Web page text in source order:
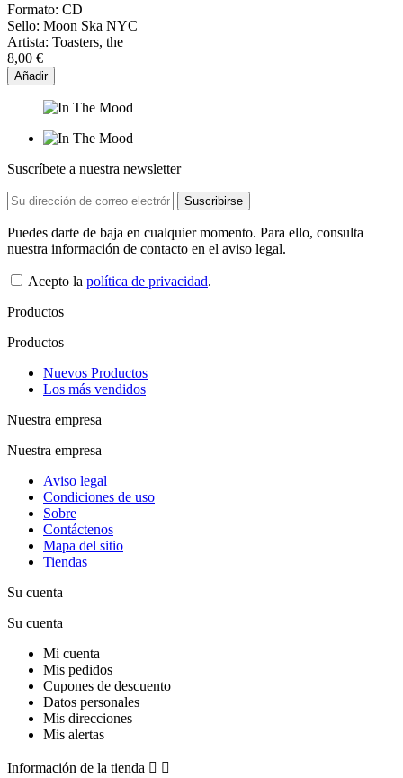
Formato: CD
Sello: Moon Ska NYC
Artista: Toasters, the
8,00 €
Añadir
Suscríbete a nuestra newsletter
Puedes darte de baja en cualquier momento. Para ello, consulta
nuestra información de contacto en el aviso legal.
Acepto la política de privacidad.
Productos
Productos
Nuevos Productos
Los más vendidos
Nuestra empresa
Nuestra empresa
Aviso legal
Condiciones de uso
Sobre
Contáctenos
Mapa del sitio
Tiendas
Su cuenta
Su cuenta
Mi cuenta
Mis pedidos
Cupones de descuento
Datos personales
Mis direcciones
Mis alertas
Información de la tienda  